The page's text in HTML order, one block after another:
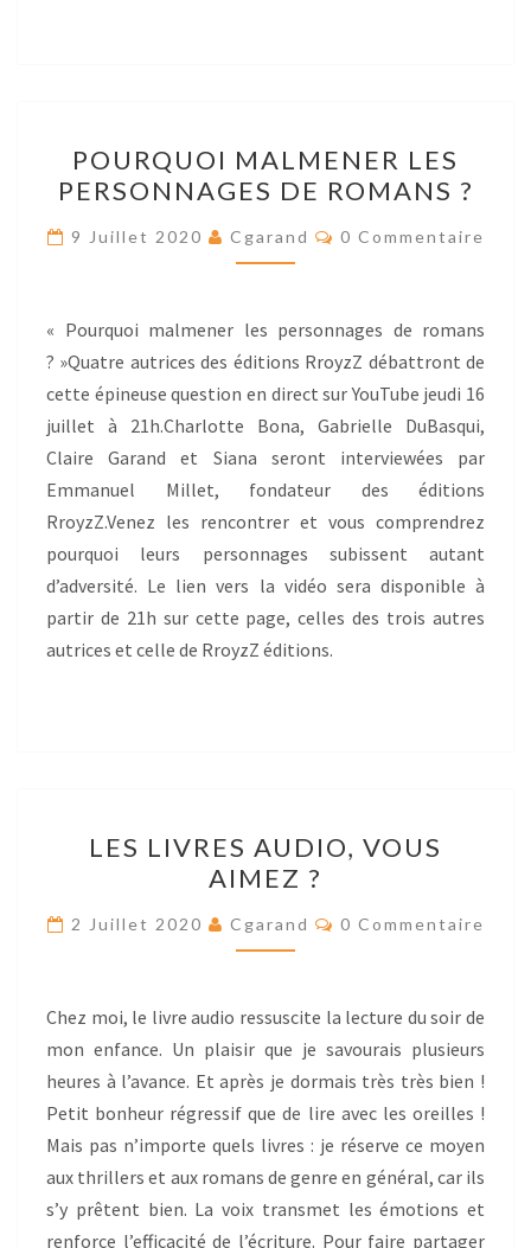
MALMENER
LES
PERSONNAGES
DE
?
POURQUOI MALMENER LES
PERSONNAGES DE ROMANS ?
9 Juillet 2020 Cgarand Res
0 Commentaire
« Pourquoi malmener les personnages de romans
? »Quatre autrices des éditions RroyzZ débattront de
cette épineuse question en direct sur YouTube jeudi 16
juillet à 21h.Charlotte Bona, Gabrielle DuBasqui,
Claire Garand et Siana seront interviewées par
Emmanuel Millet, fondateur des éditions
RroyzZ.Venez les rencontrer et vous comprendrez
pourquoi leurs personnages subissent autant
d’adversité. Le lien vers la vidéo sera disponible à
partir de 21h sur cette page, celles des trois autres
autrices et celle de RroyzZ éditions.
LIVRES
AUDIO,
VOUS
AIMEZ
LES LIVRES AUDIO, VOUS
AIMEZ ?
2 Juillet 2020 Cgarand Res
0 Commentaire
Chez moi, le livre audio ressuscite la lecture du soir de
mon enfance. Un plaisir que je savourais plusieurs
heures à l’avance. Et après je dormais très très bien !
Petit bonheur régressif que de lire avec les oreilles !
Mais pas n’importe quels livres : je réserve ce moyen
aux thrillers et aux romans de genre en général, car ils
s’y prêtent bien. La voix transmet les émotions et
renforce l’efficacité de l’écriture. Pour faire partager